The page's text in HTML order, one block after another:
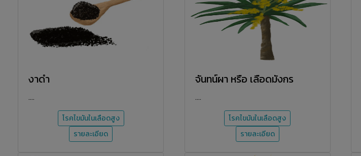
งาดำ
....
โรคไขมันในเลือดสูง
รายละเอียด
จันทน์ผา หรือ เลือดมังกร
....
โรคไขมันในเลือดสูง
รายละเอียด